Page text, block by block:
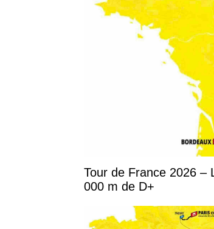
Tour de France 2026 –
000 m de D+